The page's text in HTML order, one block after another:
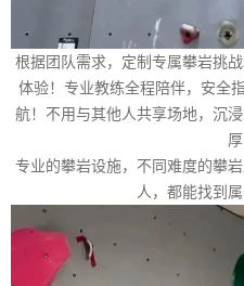
根据团队需求，定制专属攀岩挑
体验！专业教练全程陪伴，安全
航！不用与其他人共享场地，沉
厚
专业的攀岩设施，不同难度的攀
人，都能找到